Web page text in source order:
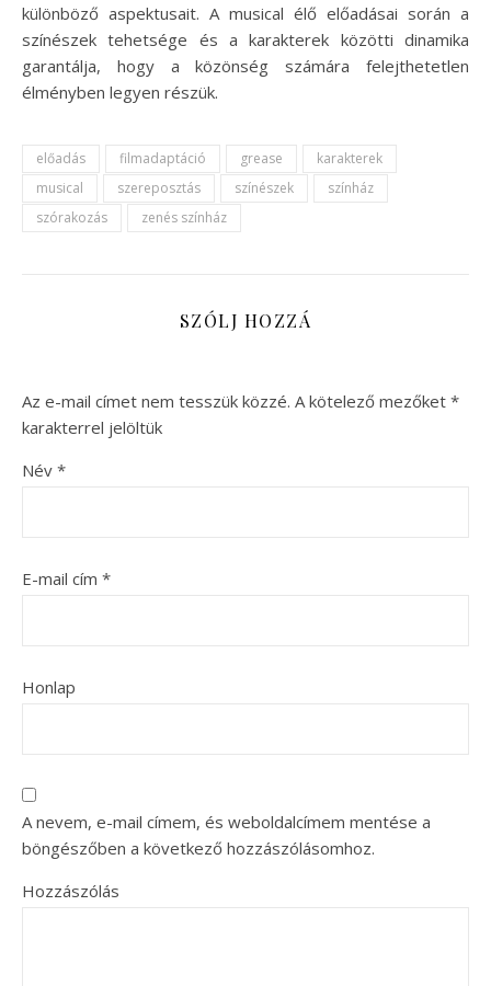
különböző aspektusait. A musical élő előadásai során a
színészek tehetsége és a karakterek közötti dinamika
garantálja, hogy a közönség számára felejthetetlen
élményben legyen részük.
előadás filmadaptáció grease
karakterek
musical
szereposztás színészek
színház
szórakozás
zenés színház
SZÓLJ HOZZÁ
Az e-mail címet nem tesszük közzé. A kötelező mezőket *
karakterrel jelöltük
Név *
E-mail cím *
Honlap
A nevem, e-mail címem, és weboldalcímem mentése a
böngészőben a következő hozzászólásomhoz.
Hozzászólás